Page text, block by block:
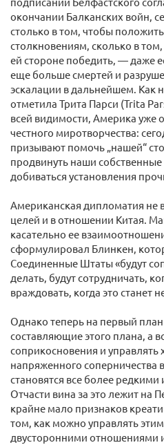
окончании Балканских войн,
столько в том, чтобы
столкновениям, сколько в
ей стороне победить, — даже
еще больше смертей и
эскалации в дальнейшем. Как
отметила Трита Парси (Trita
всей видимости, Америка уже
честного миротворчества:
призывают помочь „нашей“
продвинуть наши
добиваться установления
Американская дипломатия не
целей и в отношении Китая.
касательно ее
сформулировал Блинкен,
Соединенные Штаты «будут
делать, будут сотрудничать,
враждовать, когда это станет
Однако теперь на первый
составляющие этого плана, а
соприкосновения и управлять
напряженного соперничества
становятся все более
Отчасти вина за это лежит на
крайне мало признаков
том, как можно управлять
двусторонними отношениями